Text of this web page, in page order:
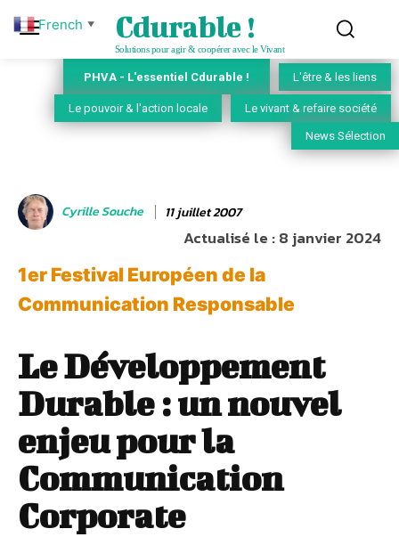
Cdurable !
Solutions pour agir & coopérer avec le Vivant
PHVA - L'essentiel Cdurable ! L'être & les liens
Le pouvoir & l'action locale Le vivant & refaire société
News Sélection
Cyrille Souche 11 juillet 2007
Actualisé le :8 janvier 2024
1er Festival Européen de la
Communication Responsable
Le Développement
Durable : un nouvel
enjeu pour la
Communication
Corporate
French ▼